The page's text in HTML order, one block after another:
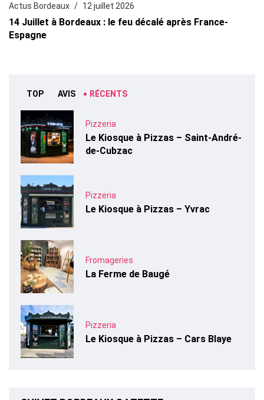
Actus Bordeaux 12 juillet 2026
14 Juillet à Bordeaux : le feu décalé après France-
Espagne
TOP AVIS RÉCENTS
Pizzeria
Le Kiosque à Pizzas – Saint-André-
de-Cubzac
Pizzeria
Le Kiosque à Pizzas – Yvrac
Fromageries
La Ferme de Baugé
Pizzeria
Le Kiosque à Pizzas – Cars Blaye